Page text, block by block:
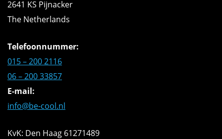
2641 KS Pijnacker
The Netherlands
Telefoonnummer:
015 – 200 2116
06 – 200 33857
E-mail:
info@be-cool.nl
KvK: Den Haag 61271489